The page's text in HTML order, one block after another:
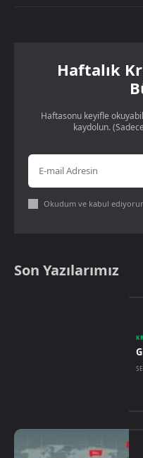
Haftalık
Haftasonu keyifle
kaydolun.
Okudum ve kabul
Son Yazılarımız